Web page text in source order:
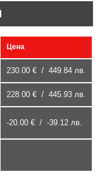
Цена
230.00 € / 449.84 лв.
228.00 € / 445.93 лв.
-20.00 € / -39.12 лв.